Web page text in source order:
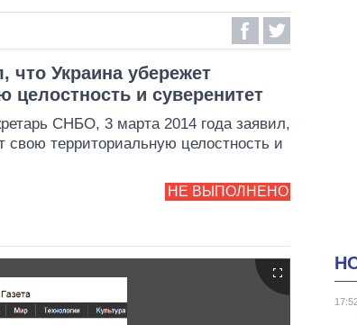
МИР
ОКРУГА
что Украина убережет
целостность и суверенитет
СНБО, 3 марта 2014 года заявил,
свою территориальную целостность и
НЕ ВЫПОЛНЕНО